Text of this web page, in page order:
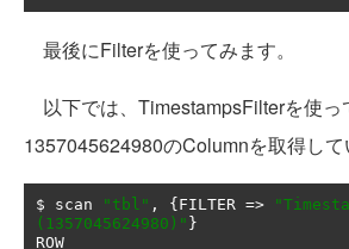
最後にFilterを使ってみます。
以下では、TimestampsFilterを使っ
1357045624980のColumnを取得して
$ scan "tbl" , { FILTER =>
(1357045624980)" }
ROW